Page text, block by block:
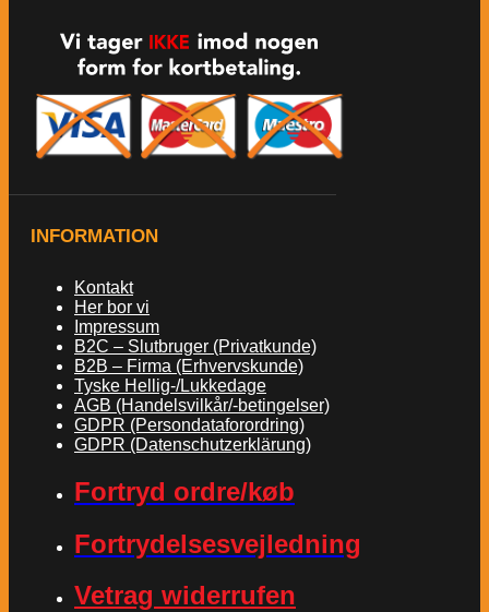
INFORMATION
Kontakt
Her bor vi
Impressum
B2C – Slutbruger (Privatkunde)
B2B – Firma (Erhvervskunde)
Tyske Hellig-/Lukkedage
AGB (Handelsvilkår/-betingelser)
GDPR (Persondataforordring)
GDPR (Datenschutzerklärung)
Fortryd ordre/køb
Fortrydelsesvejledning
Vetrag widerrufen